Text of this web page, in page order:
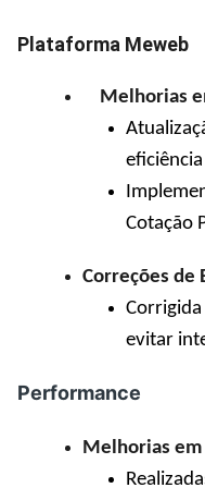
Plataforma Meweb
Melhorias
Cotação
Correções de
evitar
Performance
Melhorias